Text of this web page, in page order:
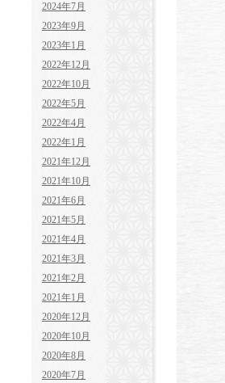
2024年7月
2023年9月
2023年1月
2022年12月
2022年10月
2022年5月
2022年4月
2022年1月
2021年12月
2021年10月
2021年6月
2021年5月
2021年4月
2021年3月
2021年2月
2021年1月
2020年12月
2020年10月
2020年8月
2020年7月